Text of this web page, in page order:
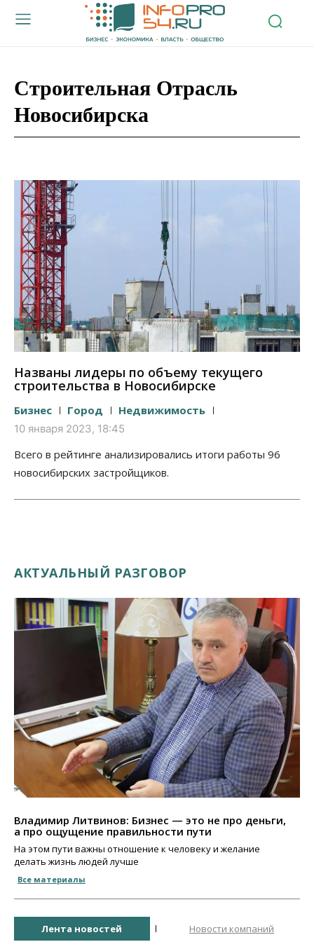
Строительная Отрасль
Новосибирска
Названы лидеры по объему текущего
строительства в Новосибирске
Бизнес Город Недвижимость
10 января 2023, 18:45
Всего в рейтинге анализировались итоги работы 96
новосибирских застройщиков.
АКТУАЛЬНЫЙ РАЗГОВОР
Владимир Литвинов: Бизнес — это не про деньги,
а про ощущение правильности пути
На этом пути важны отношение к человеку и желание
делать жизнь людей лучше
Все материалы
Лента новостей Новости компаний